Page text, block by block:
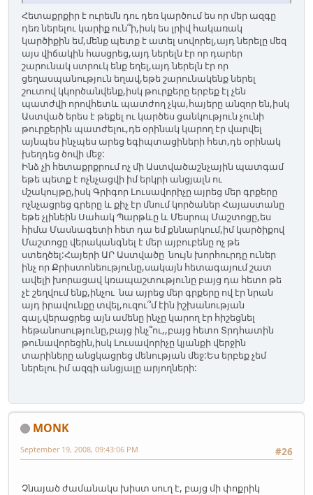
Հետաքրքիր է ուրեմն դու դեռ կարծում ես որ մեր ազգը
դեռ ներելու կարիք ուն՞ի,իսկ ես լրիվ հակառակ
կարծիքին եմ,մենք պետք է ատել սովորել,այդ ներելը մեզ
այս վիճակին հասցրեց,այդ ներելն էր որ դարեր
շարունակ ստրուկ ենք եղել,այդ ներելն էր որ
ցեղասպանություն եղավ,եթե շարունակենք ներել
շուտով կկործանվենք,իսկ թուրքերը երբեք էլ չեն
պատժվի որովհետև պատժող չկա,հայերը անզոր են,իսկ
Աստված երես է թեքել ու կարծես ցանկություն չունի
թուրքերին պատժելու,դե օրինակ կարող էր վարվել
այնպես ինչպես արեց եգիպտացիների հետ,դե օրինակ
խեղդեց ծովի մեջ:
Ինձ չի հետաքրքրում ոչ մի Աստվածաշնչային պատգամ
եթե պետք է ոչնչացվի իմ երկրի անցյալն ու
մշակույթը,իսկ Գրիգոր Լուսավորիչը այրեց մեր գրքերը
ոչնչացրեց գրերը և քիչ էր մնում կործաներ Հայաստանը
եթե չլինեին Սահակ Պարթևը և Մեսրոպ Մաշտոցը,ես
հիմա Մասնագետի հետ դա եմ քննարկում,իմ կարծիքով
Մաշտոցը վերականգնել է մեր այբուբենը ոչ թե
ստեղծել:Հայերի ԱՐ Աստվածը նույն խորհուրդը ուներ
ինչ որ Քրիստոնեությունը,սակայն հետագայում շատ
ավելի խորացավ կռապաշտությունը բայց դա հետո թե
չէ շեղվում ենք,ինչու նա այրեց մեր գրքերը ով էր նրան
այդ իրավունքը տվել,ուզու՞մ էին իշխանության
գալ,վերացրեց այն ամենը ինչը կարող էր հիշեցնել
հեթանոսությունը,բայց ինչ՞ու,,բայց հետո Տրդհատին
թունավորեցին,իսկ Լուսավորիչը կյանքի վերջին
տարիները անցկացրեց մենության մեջ:Ես երբեք չեմ
ներելու իմ ազգի անցյալը արյողների:
MONK
#26
September 19, 2008, 09:43:06 PM
Չնայած ժամանակս խիստ սուղ է, բայց մի փոքրիկ